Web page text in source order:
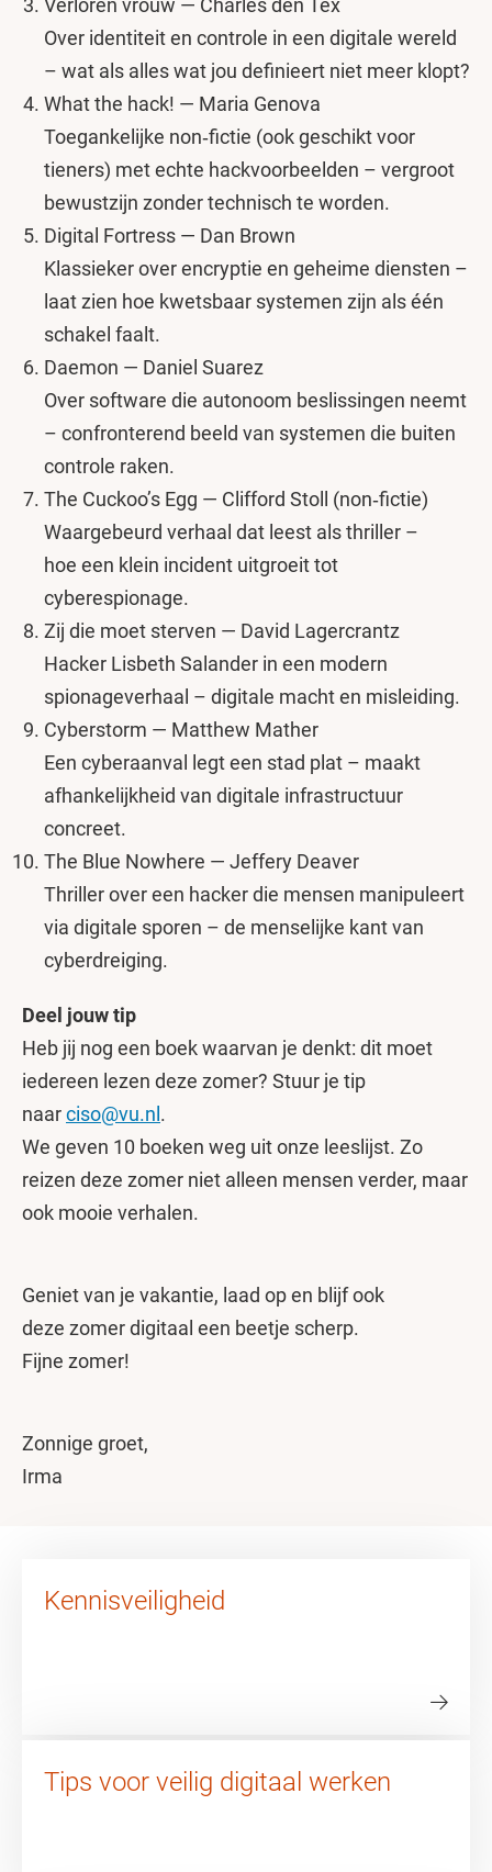
Verloren vrouw — Charles den Tex
Over identiteit en controle in een digitale wereld
– wat als alles wat jou definieert niet meer klopt?
What the hack! — Maria Genova
Toegankelijke non‑fictie (ook geschikt voor
tieners) met echte hackvoorbeelden – vergroot
bewustzijn zonder technisch te worden.
Digital Fortress — Dan Brown
Klassieker over encryptie en geheime diensten –
laat zien hoe kwetsbaar systemen zijn als één
schakel faalt.
Daemon — Daniel Suarez
Over software die autonoom beslissingen neemt
– confronterend beeld van systemen die buiten
controle raken.
The Cuckoo’s Egg — Clifford Stoll (non‑fictie)
Waargebeurd verhaal dat leest als thriller –
hoe een klein incident uitgroeit tot
cyberespionage.
Zij die moet sterven — David Lagercrantz
Hacker Lisbeth Salander in een modern
spionageverhaal – digitale macht en misleiding.
Cyberstorm — Matthew Mather
Een cyberaanval legt een stad plat – maakt
afhankelijkheid van digitale infrastructuur
concreet.
The Blue Nowhere — Jeffery Deaver
Thriller over een hacker die mensen manipuleert
via digitale sporen – de menselijke kant van
cyberdreiging.
Deel jouw tip
Heb jij nog een boek waarvan je denkt: dit moet
iedereen lezen deze zomer? Stuur je tip
naarciso@vu.nl .
We geven 10 boeken weg uit onze leeslijst. Zo
reizen deze zomer niet alleen mensen verder, maar
ook mooie verhalen.
Geniet van je vakantie, laad op en blijf ook
deze zomer digitaal een beetje scherp.
Fijne zomer!
Zonnige groet,
Irma
Kennisveiligheid
Tips voor veilig digitaal werken